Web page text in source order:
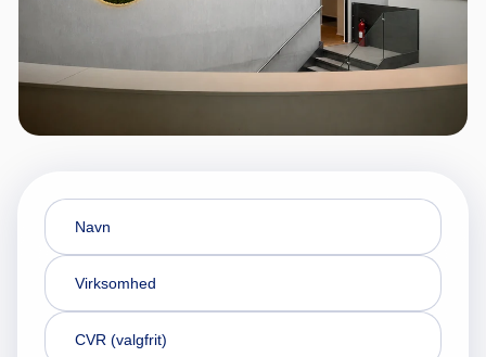
Navn
Virksomhed
CVR (valgfrit)